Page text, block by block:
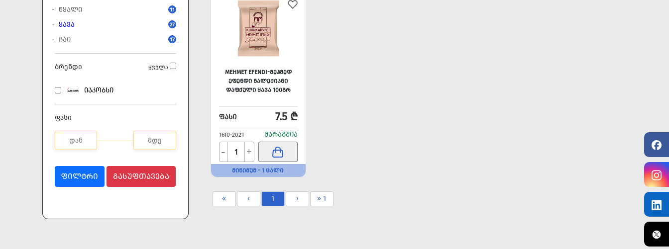
ᲬᲧᲐᲚᲘ 11
ᲧᲐᲕᲐ 27
ᲩᲐᲘ 17
ბრენდი ყველა
ᲘᲐᲙᲝᲑᲡᲘ
ფასი
ᲤᲘᲚᲢᲠᲘ ᲒᲐᲡᲣᲤᲗᲐᲕᲔᲑᲐ
MEHMET EFENDI-ᲛᲔᲰᲛᲔᲓ
ᲔᲤᲔᲜᲓᲘ ᲜᲐᲚᲔᲥᲘᲐᲜᲘ
ᲓᲐᲤᲥᲣᲚᲘ ᲧᲐᲕᲐ 100ᲒᲠ
ᲤᲐᲡᲘ 7.5 ₾
1610-2021 ᲛᲐᲠᲐᲒᲨᲘᲐ
- +
ᲛᲘᲜᲘᲛᲣᲛ - 1 ᲪᲐᲚᲘ
« ‹ 1 › » 1